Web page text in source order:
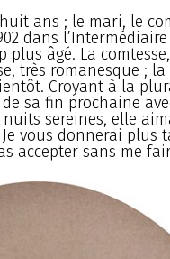
ans ; le mari, le
dans
âgé. La
très romanesque ;
Croyant à la
sa fin prochaine
sereines, elle
vous donnerai plus
accepter sans me